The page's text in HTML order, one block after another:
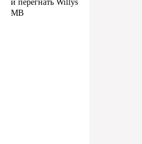
и перегнать Willys
MB